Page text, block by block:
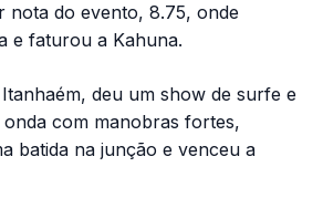
nota do evento, 8.75, onde
e faturou a Kahuna.
deu um show de surfe e
com manobras fortes,
batida na junção e venceu a